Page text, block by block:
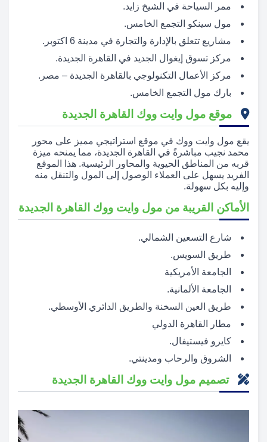
ممر السياحة في الشيخ زايد.
مول سينكو التجمع الخامس.
مشاريع تتعلق بالإدارة والتجارة في مدينة 6 اكتوبر.
مركز تسوق إيغوال الجديد في القاهرة الجديدة.
مركز الأعمال التكنولوجي بالقاهرة الجديدة – مصر.
بارك مول التجمع الخامس.
موقع مول وايت ووك القاهرة الجديدة
يقع مول وايت ووك في موقع استراتيجي مميز على محور
محمد نجيب مباشرةً في القاهرة الجديدة، مما يمنحه ميزة
قربه من المناطق الحيوية والمحاور الرئيسية. هذا الموقع
الفريد يسهل على العملاء الوصول إلى المول والتنقل منه
وإليه بكل سهولة.
الأماكن القريبة من مول وايت ووك القاهرة الجديدة
شارع التسعين الشمالي.
طريق السويس.
الجامعة الأمريكية
الجامعة الألمانية.
طريق العين السخنة والطريق الدائري الأوسطي.
مطار القاهرة الدولي
كايرو فيستيفال.
الشروق والرحاب ومدينتي.
تصميم مول وايت ووك القاهرة الجديدة